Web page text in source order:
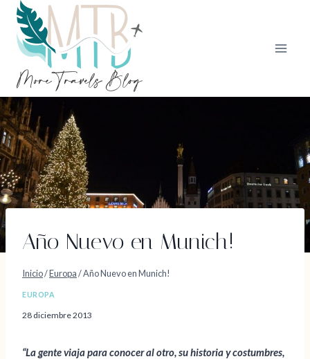
Saltar
contenido
Año Nuevo en Munich!
Inicio/Europa/Año Nuevo en Munich!
EUROPA
28 diciembre 2013
“La gente viaja para conocer al otro, su historia y costumbres,